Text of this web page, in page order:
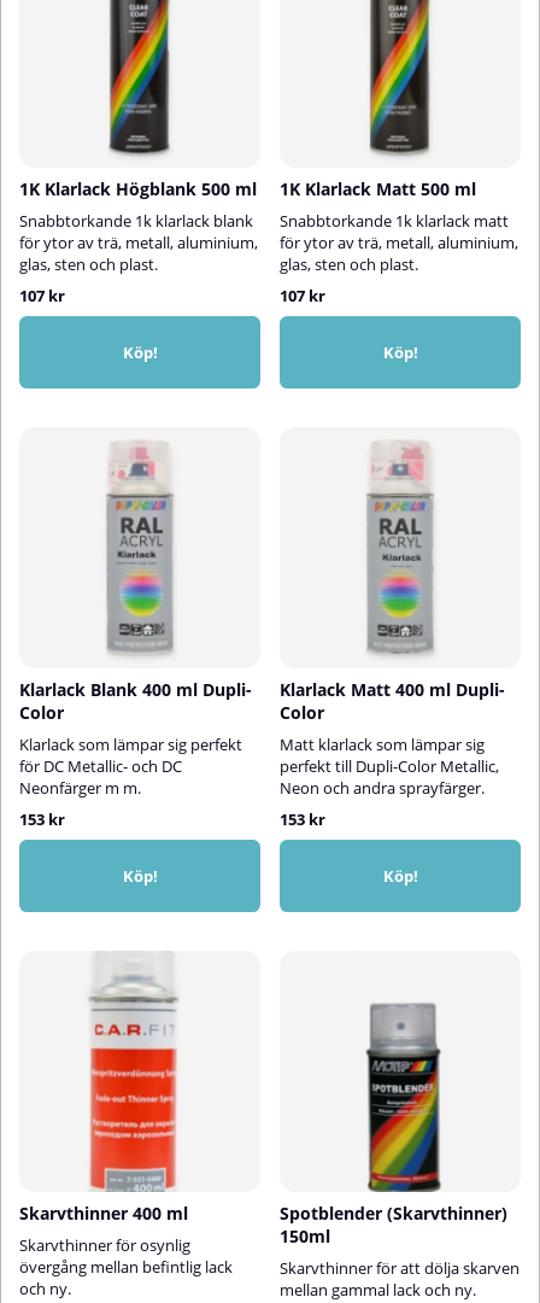
1K Klarlack Högblank 500 ml
Snabbtorkande 1k klarlack blank
för ytor av trä, metall, aluminium,
glas, sten och plast.
107 kr
Köp!
1K Klarlack Matt 500 ml
Snabbtorkande 1k klarlack matt
för ytor av trä, metall, aluminium,
glas, sten och plast.
107 kr
Köp!
Klarlack Blank 400 ml Dupli-
Color
Klarlack som lämpar sig perfekt
för DC Metallic- och DC
Neonfärger m m.
153 kr
Köp!
Klarlack Matt 400 ml Dupli-
Color
Matt klarlack som lämpar sig
perfekt till Dupli-Color Metallic,
Neon och andra sprayfärger.
153 kr
Köp!
Skarvthinner 400 ml
Skarvthinner för osynlig
övergång mellan befintlig lack
och ny.
Spotblender (Skarvthinner)
150ml
Skarvthinner för att dölja skarven
mellan gammal lack och ny.